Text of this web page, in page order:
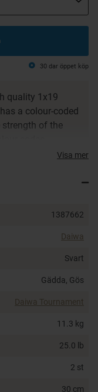
30 dar öppet köp
quality 1x19
a colour-coded
of the
they are equipped
Visa mer
1387662
Daiwa
Svart
Gädda, Gös
Daiwa Tournament
11.3 kg
25.0 lb
2 st
30 cm